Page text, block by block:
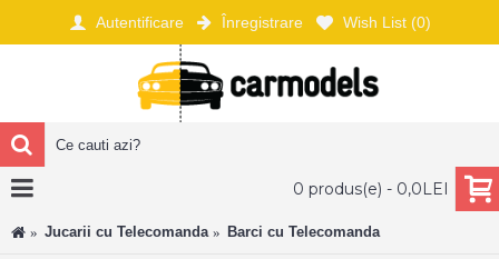
Autentificare Înregistrare Wish List (0)
0 produs(e) - 0,0LEI
Jucarii cu Telecomanda Barci cu Telecomanda